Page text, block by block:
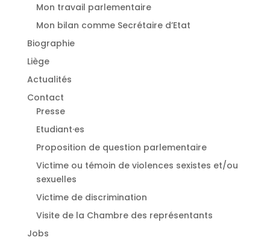
Mon travail parlementaire
Mon bilan comme Secrétaire d’Etat
Biographie
Liège
Actualités
Contact
Presse
Etudiant·es
⁠Proposition de question parlementaire
Victime ou témoin de violences sexistes et/ou
sexuelles
⁠Victime de discrimination
Visite de la Chambre des représentants
Jobs